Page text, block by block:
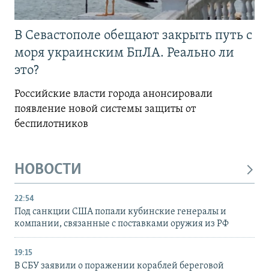
В Севастополе обещают закрыть путь с
моря украинским БпЛА. Реально ли
это?
Российские власти города анонсировали
появление новой системы защиты от
беспилотников
НОВОСТИ
22:54
Под санкции США попали кубинские генералы и
компании, связанные с поставками оружия из РФ
19:15
В СБУ заявили о поражении кораблей береговой